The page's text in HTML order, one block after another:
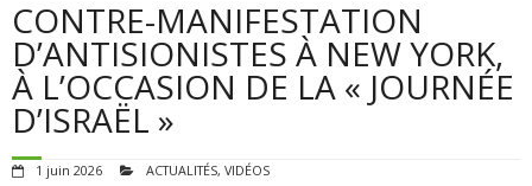
POUR AGIR
AGENDA
CONTRE-MANIFESTATION
D’ANTISIONISTES À NEW YORK,
À L’OCCASION DE LA « JOURNÉE
D’ISRAËL »
1 juin 2026 ACTUALITÉS, VIDÉOS